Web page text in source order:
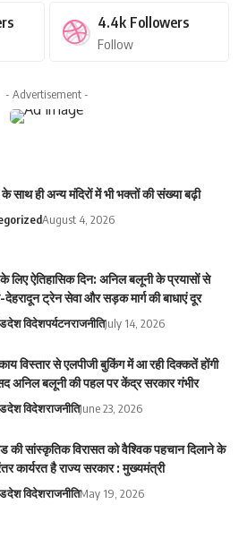
4.4k Followers
Follow
- Advertisement -
के साथ ही अन्य मंदिरों में भी भक्तों की संख्या बढ़ी
August 4, 2026
लिए ऐतिहासिक दिन: अनिल बलूनी के प्रयासों से
देहरादून ट्रेन सेवा और सड़क मार्ग की बाधाएं दूर
देश विदेशपर्यटनराजनीतिJuly 14, 2026
विस्तार से एलपीजी बुकिंग में आ रही दिक्कतें होंगी
अनिल बलूनी की पहल पर केंद्र सरकार गंभीर
देश विदेशराजनीतिJune 23, 2026
की सांस्कृतिक विरासत को वैश्विक पहचान दिलाने के
कार्यरत है राज्य सरकार : मुख्यमंत्री
देश विदेशराजनीतिMay 19, 2026